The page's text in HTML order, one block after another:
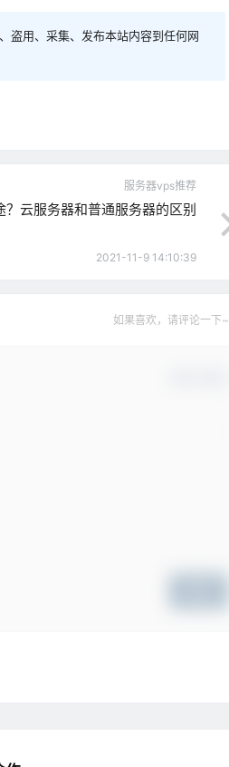
盗用、采集、发布本站内容到任何网
服务器vps推荐
？云服务器和普通服务器的区别
2021-11-9 14:10:39
如果喜欢，请评论一下~